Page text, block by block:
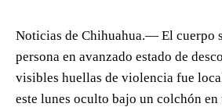
Noticias de Chihuahua.— El cuerpo
persona en avanzado estado de
visibles huellas de violencia fue
este lunes oculto bajo un colchón